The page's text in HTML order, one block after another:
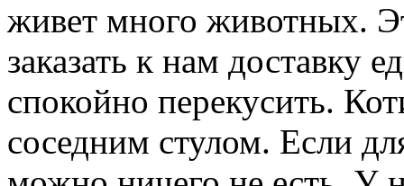
живет много животных.
заказать к нам доставку
спокойно перекусить.
соседним стулом. Если